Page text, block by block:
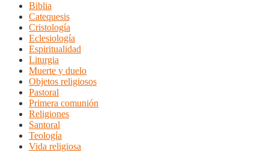
Biblia
Catequesis
Cristología
Eclesiología
Espiritualidad
Liturgia
Muerte y duelo
Objetos religiosos
Pastoral
Primera comunión
Religiones
Santoral
Teología
Vida religiosa